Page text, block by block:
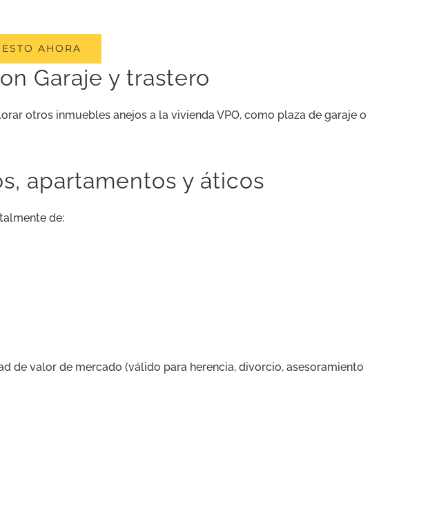
AHORA
Garaje y trastero
otros inmuebles anejos a la vivienda VPO, como plaza de garaje o
apartamentos y áticos
de:
de valor de mercado (válido para herencia, divorcio, asesoramiento